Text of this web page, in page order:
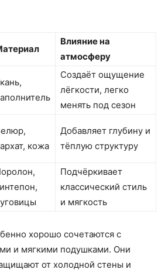
Влияние на
атмосферу
Создаёт ощущение
лёгкости, легко
менять под сезон
кожа
Добавляет глубину и
тёплую структуру
Подчёркивает
классический стиль
и мягкость
хорошо сочетаются с
и мягкими подушками. Они
от холодной стены и